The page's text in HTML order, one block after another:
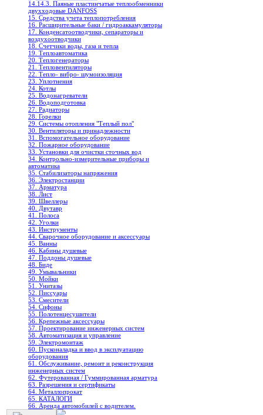
14.14.3. Паяные пластинчатые теплообменники
двухходовые DANFOSS
15. Средства учета теплопотребления
16. Расширительные баки / гидроаккамуляторы
17. Конденсатоотводчики, сепараторы и
воздухоотводчики
18. Счетчики воды, газа и тепла
19. Теплоавтоматика
20. Теплогенераторы
21. Тепловентиляторы
22. Тепло- вибро- шумоизоляция
23. Уплотнения
24. Котлы
25. Водонагреватели
26. Водоподготовка
27. Радиаторы
28. Горелки
29. Системы отопления "Теплый пол"
30. Вентиляторы и принадлежности
31. Вспомогательное оборудование
32. Пожарное оборудование
33. Установки для очистки сточных вод
34. Контрольно-измерительные приборы и
автоматика
35. Стабилизаторы напряжения
36. Электростанции
37. Арматура
38. Лист
39. Швеллеры
40. Двутавр
41. Полоса
42. Уголки
43. Инструменты
44. Сварочное оборудование и аксессуары
45. Ванны
46. Кабины душевые
47. Поддоны душевые
48. Биде
49. Умывальники
50. Мойки
51. Унитазы
52. Писсуары
53. Смесители
54. Сифоны
55. Полотенцесушители
56. Крепежные аксессуары
57. Проектирование инженерных систем
58. Автоматизация и управление
59. Электромонтаж
60. Пусконаладка и ввод в эксплуатацию
оборудования
61. Обслуживание, ремонт и реконструкция
инженерных систем
62. Футерованная / Гуммированная арматура
63. Разрешения и сертификаты
64. Металлопрокат
65. КАТАЛОГИ
66. Аренда автомобилей с водителем.